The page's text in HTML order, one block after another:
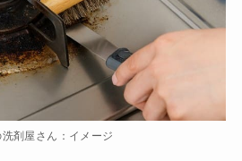
剤屋さん：イメージ